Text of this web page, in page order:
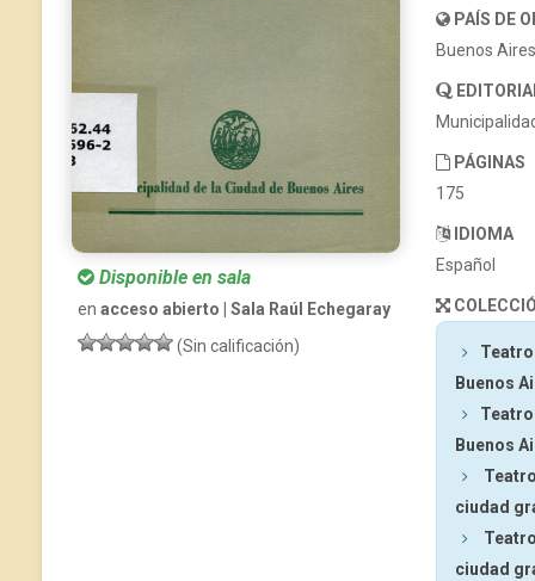
Disponible en sala
en acceso abierto | Sala Raúl Echegaray
(Sin calificación)
PAÍS DE
Buenos
PÁGINAS
175
IDIOMA
Español
Buenos
Buenos
ciudad
ciudad